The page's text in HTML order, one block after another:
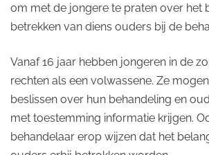
om met de jongere te praten over het
betrekken van diens ouders bij de
Vanaf 16 jaar hebben jongeren in de
rechten als een volwassene. Ze
beslissen over hun behandeling en
met toestemming informatie krijgen.
behandelaar erop wijzen dat het